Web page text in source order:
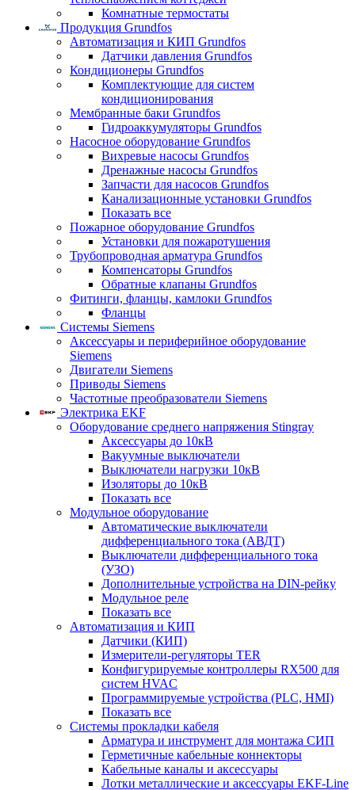
Комнатные термостаты
Продукция Grundfos
Автоматизация и КИП Grundfos
Датчики давления Grundfos
Кондиционеры Grundfos
Комплектующие для систем
кондиционирования
Мембранные баки Grundfos
Гидроаккумуляторы Grundfos
Насосное оборудование Grundfos
Вихревые насосы Grundfos
Дренажные насосы Grundfos
Запчасти для насосов Grundfos
Канализационные установки Grundfos
Показать все
Пожарное оборудование Grundfos
Установки для пожаротушения
Трубопроводная арматура Grundfos
Компенсаторы Grundfos
Обратные клапаны Grundfos
Фитинги, фланцы, камлоки Grundfos
Фланцы
Системы Siemens
Аксессуары и периферийное оборудование
Siemens
Двигатели Siemens
Приводы Siemens
Частотные преобразователи Siemens
Электрика EKF
Оборудование среднего напряжения Stingray
Аксессуары до 10кВ
Вакуумные выключатели
Выключатели нагрузки 10кВ
Изоляторы до 10кВ
Показать все
Модульное оборудование
Автоматические выключатели
дифференциального тока (АВДТ)
Выключатели дифференциального тока
(УЗО)
Дополнительные устройства на DIN-рейку
Модульное реле
Показать все
Автоматизация и КИП
Датчики (КИП)
Измерители-регуляторы TER
Конфигурируемые контроллеры RX500 для
систем HVAC
Программируемые устройства (PLC, HMI)
Показать все
Системы прокладки кабеля
Арматура и инструмент для монтажа СИП
Герметичные кабельные коннекторы
Кабельные каналы и аксессуары
Лотки металлические и аксессуары EKF-Line